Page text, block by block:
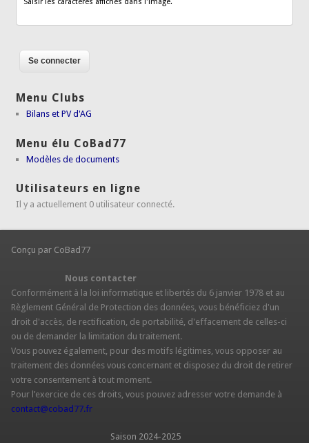
Menu Clubs
Bilans et PV d'AG
Menu élu CoBad77
Modèles de documents
Utilisateurs en ligne
Il y a actuellement 0 utilisateur connecté.
Conçu par CoBad77
Nous contacter
Conformément à la loi informatique et libertés du 6 janvier 1978 et au
Règlement Général de Protection des données, vous bénéficiez d'un
droit d'accès, de rectification, de portabilité, d'effacement de celles-ci
ou de demander la limitation du traitement.
Vous pouvez également, pour des motifs légitimes, vous opposer au
traitement des données vous concernant et disposez du droit de retirer
votre consentement à tout moment.
Pour l’exercice de ces droits, vous pouvez adresser votre demande à
contact@cobad77.fr
Saison 2024-2025